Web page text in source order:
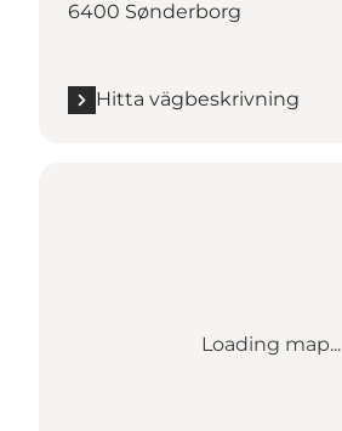
6400 Sønderborg
Hitta vägbeskrivning
Loading map...